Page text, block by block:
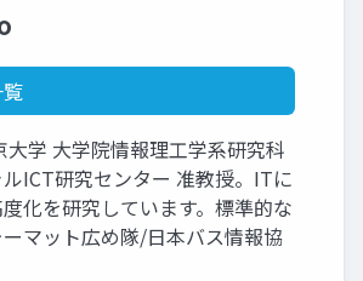
大学 大学院情報理工学系研究科
ICT研究センター 准教授。ITに
化を研究しています。標準的な
マット広め隊/日本バス情報協